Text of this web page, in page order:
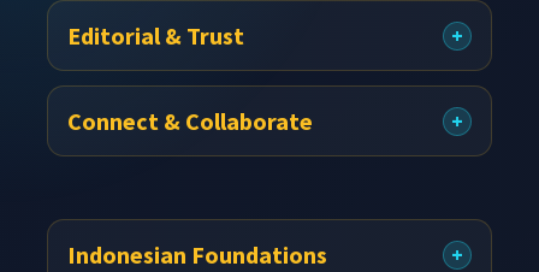
Editorial & Trust
Connect & Collaborate
Indonesian Foundations